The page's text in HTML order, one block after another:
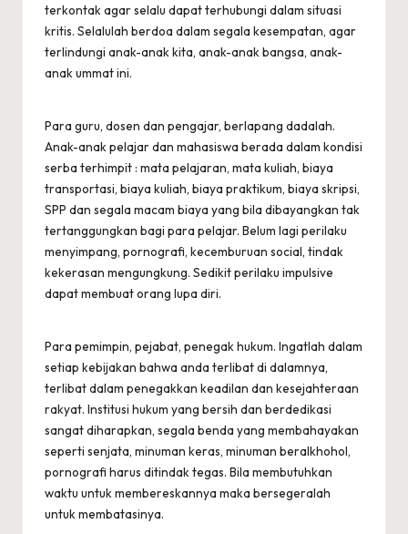
terkontak agar selalu dapat terhubungi dalam situasi
kritis. Selalulah berdoa dalam segala kesempatan, agar
terlindungi anak-anak kita, anak-anak bangsa, anak-
anak ummat ini.
Para guru, dosen dan pengajar, berlapang dadalah.
Anak-anak pelajar dan mahasiswa berada dalam kondisi
serba terhimpit : mata pelajaran, mata kuliah, biaya
transportasi, biaya kuliah, biaya praktikum, biaya skripsi,
SPP dan segala macam biaya yang bila dibayangkan tak
tertanggungkan bagi para pelajar. Belum lagi perilaku
menyimpang, pornografi, kecemburuan social, tindak
kekerasan mengungkung. Sedikit perilaku impulsive
dapat membuat orang lupa diri.
Para pemimpin, pejabat, penegak hukum. Ingatlah dalam
setiap kebijakan bahwa anda terlibat di dalamnya,
terlibat dalam penegakkan keadilan dan kesejahteraan
rakyat. Institusi hukum yang bersih dan berdedikasi
sangat diharapkan, segala benda yang membahayakan
seperti senjata, minuman keras, minuman beralkhohol,
pornografi harus ditindak tegas. Bila membutuhkan
waktu untuk membereskannya maka bersegeralah
untuk membatasinya.